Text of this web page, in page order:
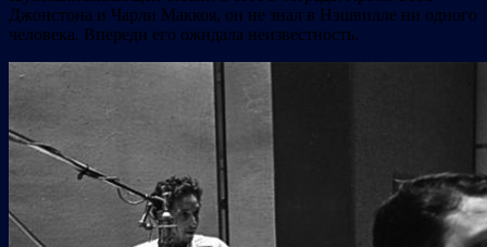
Джонстона и Чарли Маккоя, он не знал в Нэшвилле ни одного
человека. Впереди его ожидала неизвестность.